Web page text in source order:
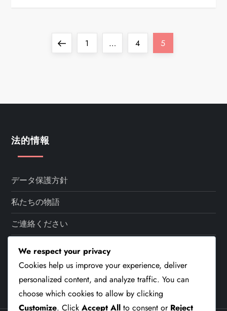
s
p
a
g
i
n
PreviousPage
1 … Page
4 Page
5
法的情報
データ保護方針
私たちの物語
ご連絡ください
ユーザー同意書
クッキーポリシー
We respect your privacy
Cookies help us improve your experience, deliver
personalized content, and analyze traffic. You can
choose which cookies to allow by clicking
Customize. Click Accept All to consent or Reject